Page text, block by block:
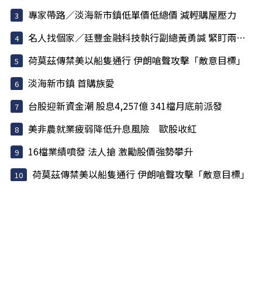
專家帶路／淡海新市鎮低單價低總價 減輕購屋壓力
名人找個家／廷豐金融科技執行副總黃勇諴 緊盯兩訊號
荷莫茲傳禁美以船隻通行 伊朗嗆聲攻擊「敵意目標」
淡海新市鎮 首購族愛
台股迎新資金潮 股息4,257億 341檔月底前派發
美非農就業疲弱降低升息風險 歐股收紅
16檔業績噴發 法人搶 激勵股價強勢攀升
荷莫茲傳禁美以船隻通行 伊朗嗆聲攻擊「敵意目標」